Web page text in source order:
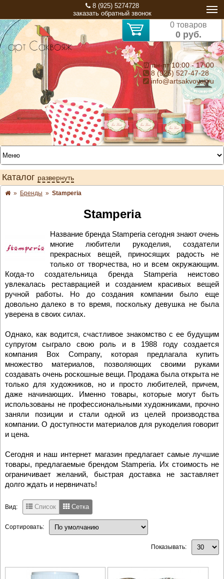
8 (925) 5274728
заказать обратный звонок
0 товаров
0 руб.
⏰ пн-пт 10:00 - 17:00
8 (925) 527-47-28
info@artsakvoyaj.ru
Каталог развернуть
» Бренды » Stamperia
Stamperia
Название бренда Stamperia сегодня знают очень
многие любители рукоделия, создатели
прекрасных вещей, приносящих радость не
только от творчества, но и всем окружающим.
Когда-то создательница бренда Stamperia неистово
увлекалась реставрацией и созданием красивых вещей
ручной работы. Но до создания компании было еще
довольно далеко в то время, поскольку девушка не была
уверена в своих силах.
Однако, как водится, счастливое знакомство с ее будущим
супругом сыграло свою роль и в 1988 году создается
компания Box Company, которая предлагала купить
множество материалов, позволяющих своими руками
создавать очень роскошные вещи. Продажа была открыта не
только для художников, но и просто любителей, причем,
даже начинающих. Именно товары, которые могут быть
использованы не профессиональными художниками, прочно
заняли позиции и стали одной из целей производства
компании. О доступности материалов для рукоделия говорит
и цена.
Сегодня и наш интернет магазин предлагает самые лучшие
товары, предлагаемые брендом Stamperia. Их стоимость не
ограничивает желаний, быстрая доставка не заставляет
долго ждать и нервничать!
Вид: Список Сетка
Сортировать:
Показывать: